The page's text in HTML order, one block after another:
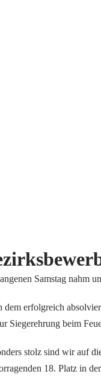
Samstag nahm
dem erfolgreich
Siegerehrung beim
stolz sind wir auf
18. Platz in